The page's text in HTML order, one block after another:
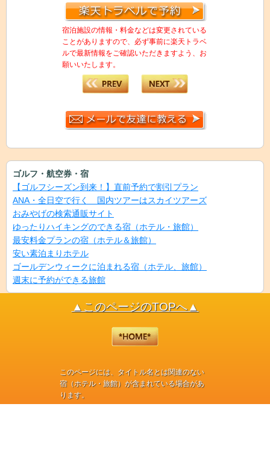
宿泊施設の情報・料金などは変更されている
ことがありますので、必ず事前に楽天トラベ
ルで最新情報をご確認いただきますよう、お
願いいたします。
ゴルフ・航空券・宿
【ゴルフシーズン到来！】直前予約で割引プラン
ANA・全日空で行く 国内ツアーはスカイツアーズ
おみやげの検索通販サイト
ゆったりハイキングのできる宿（ホテル・旅館）
最安料金プランの宿（ホテル＆旅館）
安い素泊まりホテル
ゴールデンウィークに泊まれる宿（ホテル、旅館）
週末に予約ができる旅館
▲このページのTOPへ▲
このページには、タイトル名とは関連のない
宿（ホテル・旅館）が含まれている場合があ
ります。